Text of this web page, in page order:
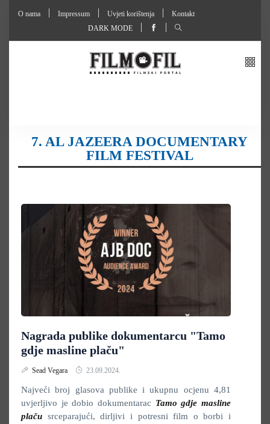
O nama Impressum Uvjeti korištenja
Kontakt
DARK MODE
7. AL JAZEERA DOCUMENTARY
FILM FESTIVAL
Nagrada publike dokumentarcu "Tamo
gdje masline plaču"
Sead Vegara 23.09.2024.
Najveći broj glasova publike i ukupnu ocjenu 4,81
uvjerljivo je dobio dokumentarac Tamo gdje masline
plaču srceparajući, dirljivi i potresni film o borbi i